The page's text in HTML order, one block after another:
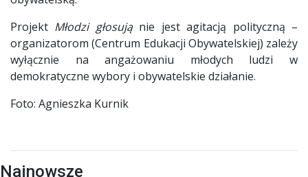
Projekt Młodzi głosująnie jest agitacją polityczną –
organizatorom (Centrum Edukacji Obywatelskiej) zależy
wyłącznie na angażowaniu młodych ludzi w
demokratyczne wybory i obywatelskie działanie.
Foto: Agnieszka Kurnik
Najnowsze